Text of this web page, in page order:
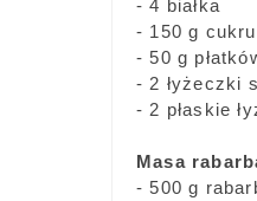
- 4 białka
- 150 g cukru
- 50 g
- 2 łyżeczki
- 2 płaskie
Masa
- 500 g